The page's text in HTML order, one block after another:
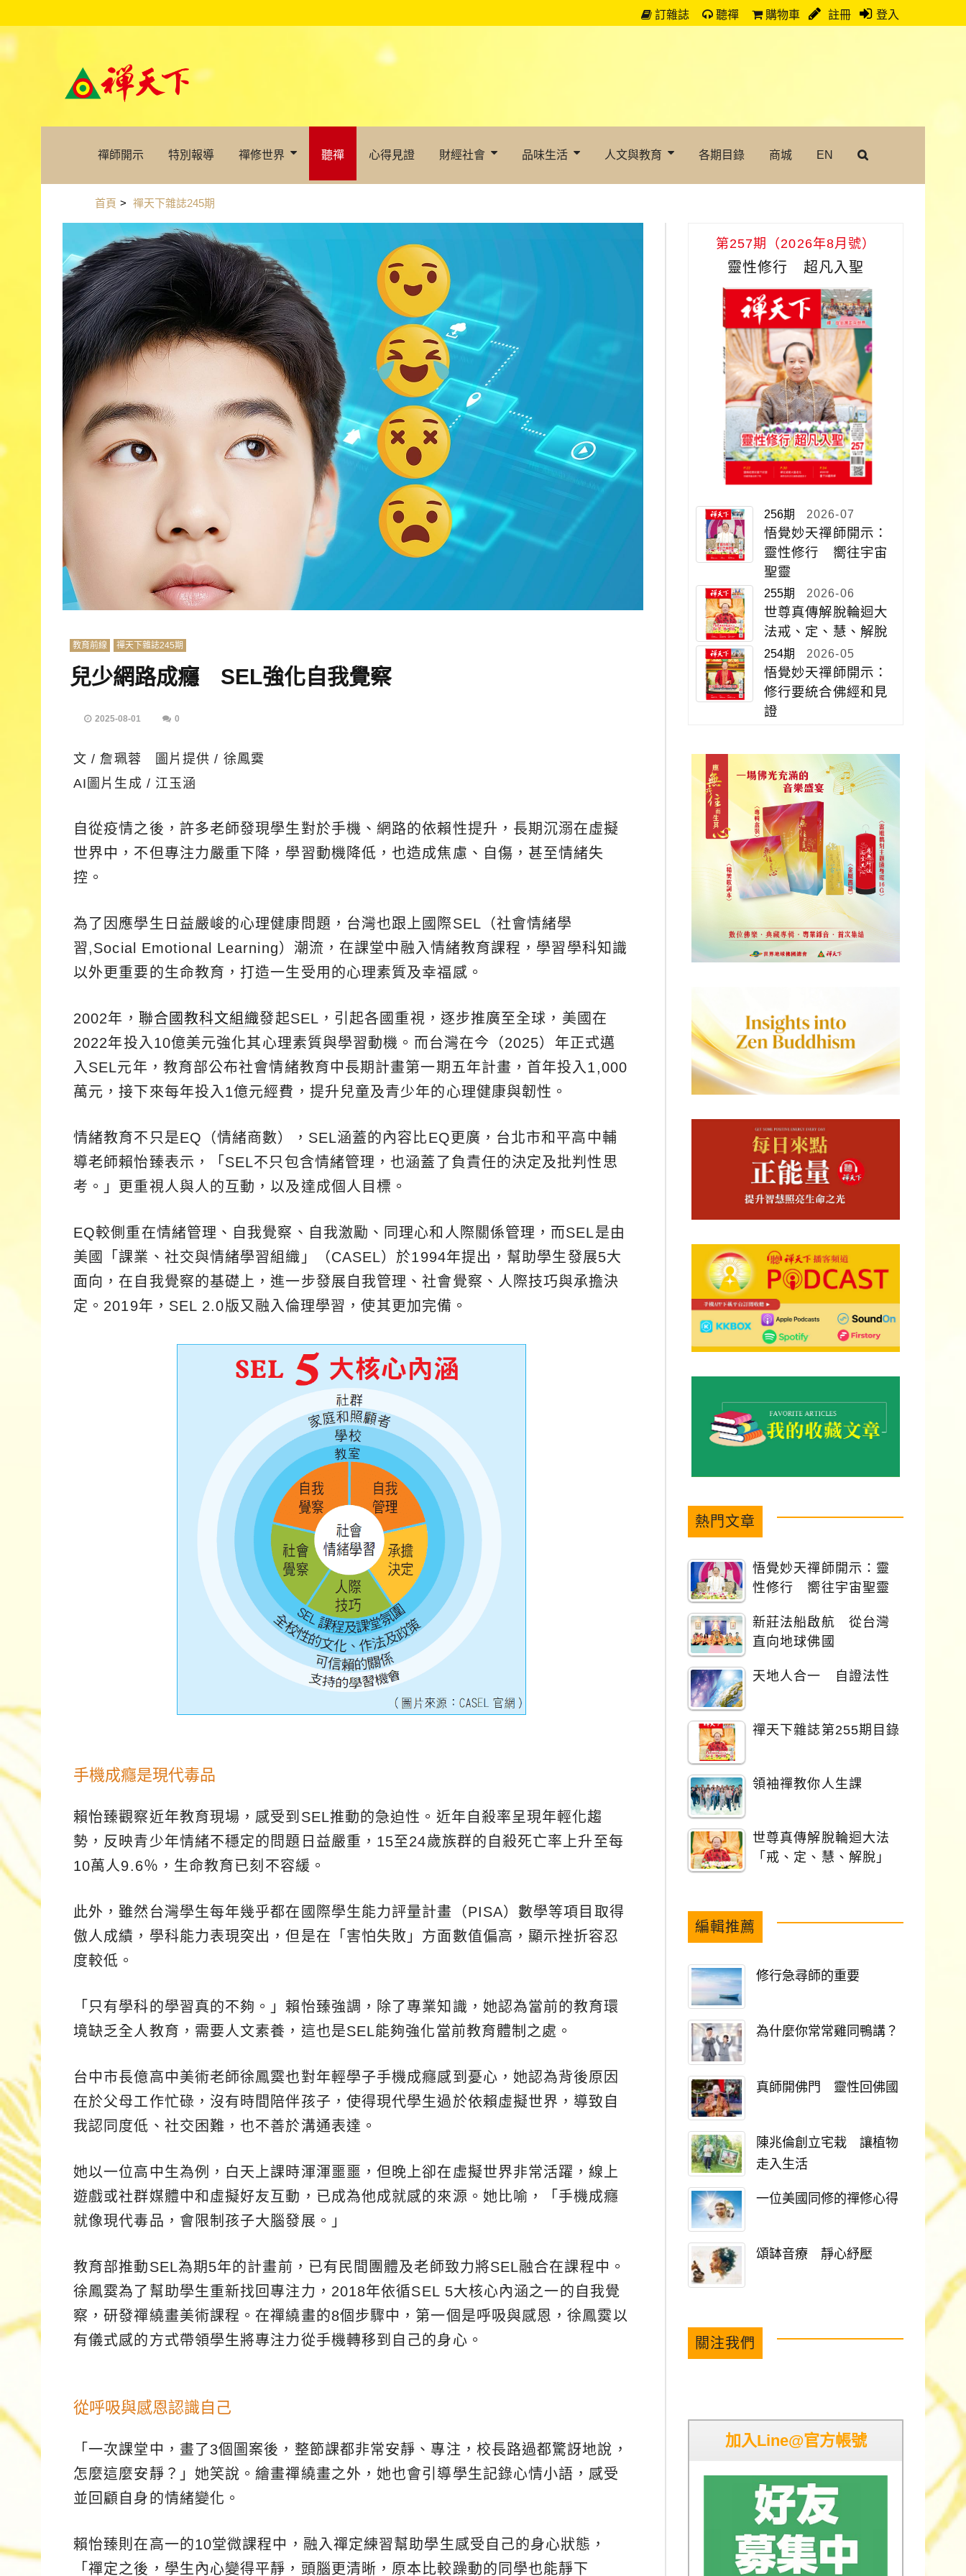
訂雜誌 聽禪 購物車 註冊 登入
禪師開示 特別報導 禪修世界 聽禪 心得見證 財經社會 品味生活 人文與教育 各期目錄 商城 EN
首頁 > 禪天下雜誌245期
教育前線 禪天下雜誌245期
兒少網路成癮 SEL強化自我覺察
2025-08-01 0
文 / 詹珮蓉 圖片提供 / 徐鳳霙
AI圖片生成 / 江玉涵
自從疫情之後，許多老師發現學生對於手機、網路的依賴性提升，長期沉溺在虛擬
世界中，不但專注力嚴重下降，學習動機降低，也造成焦慮、自傷，甚至情緒失
控。
為了因應學生日益嚴峻的心理健康問題，台灣也跟上國際SEL（社會情緒學
習,Social Emotional Learning）潮流，在課堂中融入情緒教育課程，學習學科知識
以外更重要的生命教育，打造一生受用的心理素質及幸福感。
2002年， 聯合國教科文組織發起SEL，引起各國重視，逐步推廣至全球，美國在
2022年投入10億美元強化其心理素質與學習動機。而台灣在今（2025）年正式邁
入SEL元年，教育部公布社會情緒教育中長期計畫第一期五年計畫，首年投入1,000
萬元，接下來每年投入1億元經費，提升兒童及青少年的心理健康與韌性。
情緒教育不只是EQ（情緒商數），SEL涵蓋的內容比EQ更廣，台北市和平高中輔
導老師賴怡臻表示，「SEL不只包含情緒管理，也涵蓋了負責任的決定及批判性思
考。」更重視人與人的互動，以及達成個人目標。
EQ較側重在情緒管理、自我覺察、自我激勵、同理心和人際關係管理，而SEL是由
美國「課業、社交與情緒學習組織」（CASEL）於1994年提出，幫助學生發展5大
面向，在自我覺察的基礎上，進一步發展自我管理、社會覺察、人際技巧與承擔決
定。2019年，SEL 2.0版又融入倫理學習，使其更加完備。
手機成癮是現代毒品
賴怡臻觀察近年教育現場，感受到SEL推動的急迫性。近年自殺率呈現年輕化趨
勢，反映青少年情緒不穩定的問題日益嚴重，15至24歲族群的自殺死亡率上升至每
10萬人9.6％，生命教育已刻不容緩。
此外，雖然台灣學生每年幾乎都在國際學生能力評量計畫（PISA）數學等項目取得
傲人成績，學科能力表現突出，但是在「害怕失敗」方面數值偏高，顯示挫折容忍
度較低。
「只有學科的學習真的不夠。」賴怡臻強調，除了專業知識，她認為當前的教育環
境缺乏全人教育，需要人文素養，這也是SEL能夠強化當前教育體制之處。
台中市長億高中美術老師徐鳳霙也對年輕學子手機成癮感到憂心，她認為背後原因
在於父母工作忙碌，沒有時間陪伴孩子，使得現代學生過於依賴虛擬世界，導致自
我認同度低、社交困難，也不善於溝通表達。
她以一位高中生為例，白天上課時渾渾噩噩，但晚上卻在虛擬世界非常活躍，線上
遊戲或社群媒體中和虛擬好友互動，已成為他成就感的來源。她比喻，「手機成癮
就像現代毒品，會限制孩子大腦發展。」
教育部推動SEL為期5年的計畫前，已有民間團體及老師致力將SEL融合在課程中。
徐鳳霙為了幫助學生重新找回專注力，2018年依循SEL 5大核心內涵之一的自我覺
察，研發禪繞畫美術課程。在禪繞畫的8個步驟中，第一個是呼吸與感恩，徐鳳霙以
有儀式感的方式帶領學生將專注力從手機轉移到自己的身心。
從呼吸與感恩認識自己
「一次課堂中，畫了3個圖案後，整節課都非常安靜、專注，校長路過都驚訝地說，
怎麼這麼安靜？」她笑說。繪畫禪繞畫之外，她也會引導學生記錄心情小語，感受
並回顧自身的情緒變化。
賴怡臻則在高一的10堂微課程中，融入禪定練習幫助學生感受自己的身心狀態，
「禪定之後，學生內心變得平靜，頭腦更清晰，原本比較躁動的同學也能靜下
第257期（2026年8月號）
靈性修行 超凡入聖
256期 2026-07
悟覺妙天禪師開示：
靈性修行 嚮往宇宙
聖靈
255期 2026-06
世尊真傳解脫輪迴大
法戒、定、慧、解脫
254期 2026-05
悟覺妙天禪師開示：
修行要統合佛經和見
證
熱門文章
悟覺妙天禪師開示：靈
性修行 嚮往宇宙聖靈
新莊法船啟航 從台灣
直向地球佛國
天地人合一 自證法性
禪天下雜誌第255期目錄
領袖禪教你人生課
世尊真傳解脫輪迴大法
「戒、定、慧、解脫」
編輯推薦
修行急尋師的重要
為什麼你常常雞同鴨講？
真師開佛門 靈性回佛國
陳兆倫創立宅栽 讓植物
走入生活
一位美國同修的禪修心得
頌缽音療 靜心紓壓
關注我們
加入Line@官方帳號